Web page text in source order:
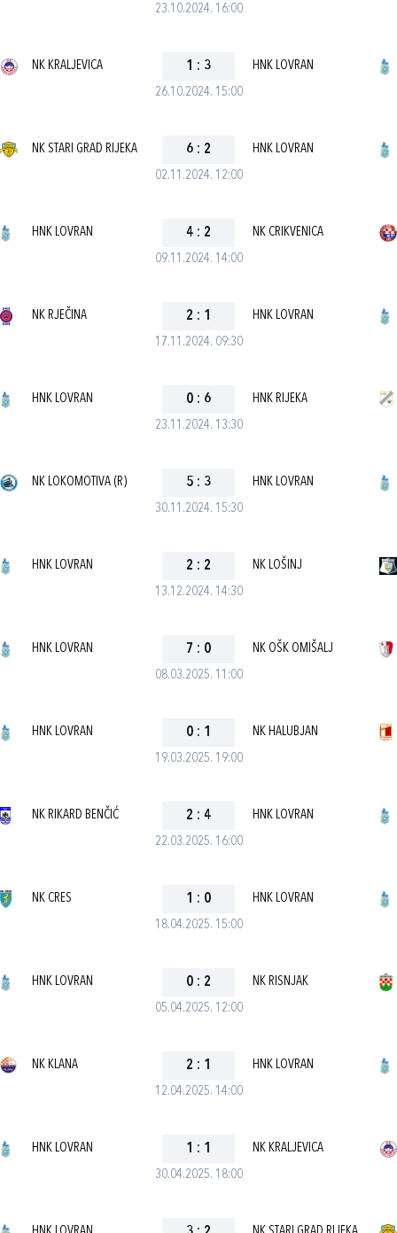
23.10.2024. 16:00
26.10.2024. 15:00
NK KRALJEVICA 1 : 3 HNK LOVRAN
02.11.2024. 12:00
NK STARI GRAD RIJEKA 6 : 2 HNK LOVRAN
09.11.2024. 14:00
HNK LOVRAN 4 : 2 NK CRIKVENICA
17.11.2024. 09:30
NK RJEČINA 2 : 1 HNK LOVRAN
23.11.2024. 13:30
HNK LOVRAN 0 : 6 HNK RIJEKA
30.11.2024. 15:30
NK LOKOMOTIVA (R) 5 : 3 HNK LOVRAN
13.12.2024. 14:30
HNK LOVRAN 2 : 2 NK LOŠINJ
08.03.2025. 11:00
HNK LOVRAN 7 : 0 NK OŠK OMIŠALJ
19.03.2025. 19:00
HNK LOVRAN 0 : 1 NK HALUBJAN
22.03.2025. 16:00
NK RIKARD BENČIĆ 2 : 4 HNK LOVRAN
18.04.2025. 15:00
NK CRES 1 : 0 HNK LOVRAN
05.04.2025. 12:00
HNK LOVRAN 0 : 2 NK RISNJAK
12.04.2025. 14:00
NK KLANA 2 : 1 HNK LOVRAN
30.04.2025. 18:00
HNK LOVRAN 1 : 1 NK KRALJEVICA